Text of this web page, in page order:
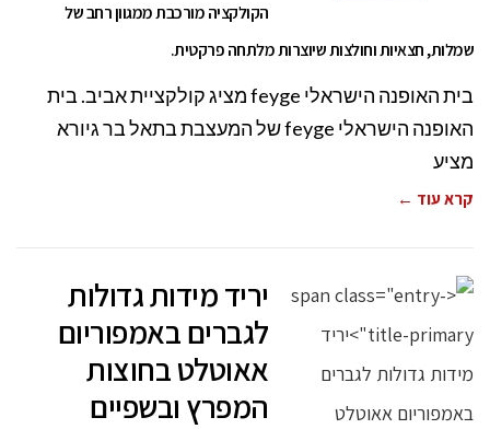
הקולקציה מורכבת ממגוון רחב של
שמלות, חצאיות וחולצות שיוצרות מלתחה פרקטית.
בית האופנה הישראלי feyge מציג קולקציית אביב. בית
האופנה הישראלי feyge של המעצבת בתאל בר גיורא
מציע
קרא עוד ←
יריד מידות גדולות
לגברים באמפוריום
אאוטלט בחוצות
המפרץ ובשפיים